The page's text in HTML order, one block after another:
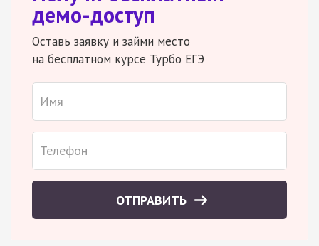
демо-доступ
Оставь заявку и займи место
на бесплатном курсе Турбо ЕГЭ
ОТПРАВИТЬ